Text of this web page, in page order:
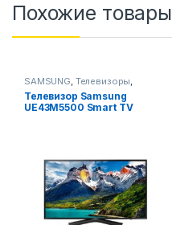
Похожие товары
SAMSUNG, Телевизоры,
Телевизоры, фото-видео и
аудио
Телевизор Samsung
UE43M5500 Smart TV